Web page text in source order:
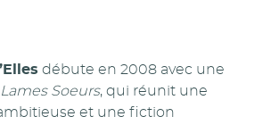
débute en 2008 avec une
Lames Soeurs, qui réunit une
et une fiction